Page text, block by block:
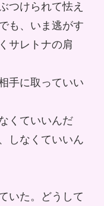
つけられて怯え
も、いま逃がす
サレトナの肩
手に取っていい
くていいんだ
しなくていいん
いた。どうして